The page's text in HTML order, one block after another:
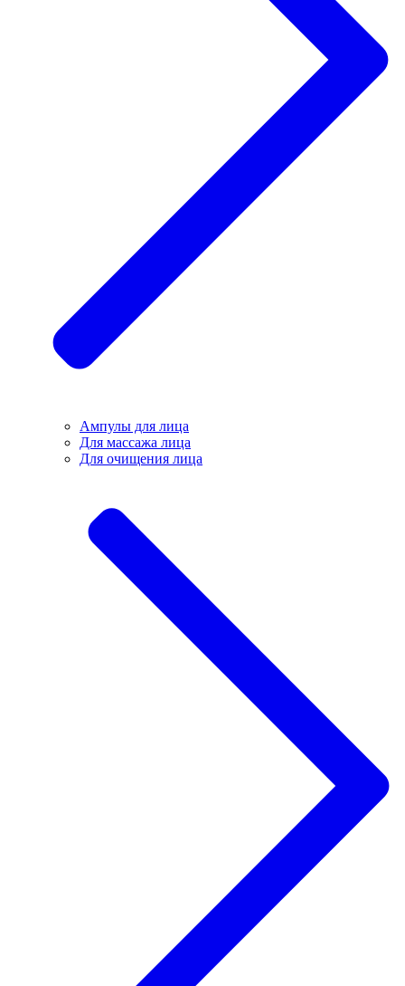
Ампулы для лица
Для массажа лица
Для очищения лица